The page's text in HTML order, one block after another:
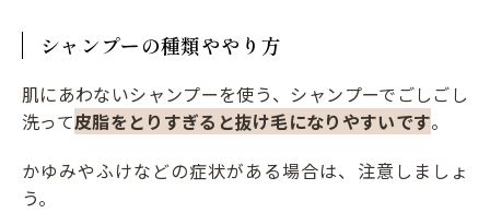
シャンプーの種類ややり方
肌にあわないシャンプーを使う、シャンプーでごしごし
洗って皮脂をとりすぎると抜け毛になりやすいです。
かゆみやふけなどの症状がある場合は、注意しましょ
う。